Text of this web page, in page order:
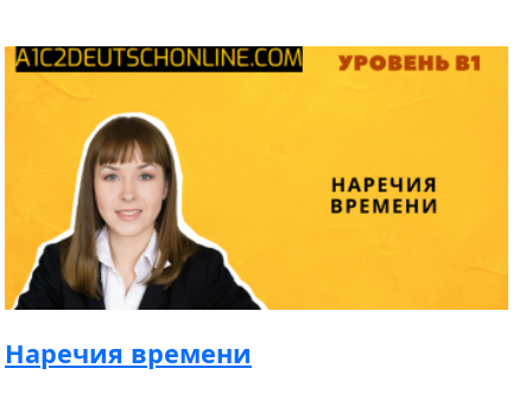
Наречия времени